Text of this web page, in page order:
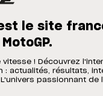
le site
vitesse ! Découvrez
: actualités, résultats,
passionnant de